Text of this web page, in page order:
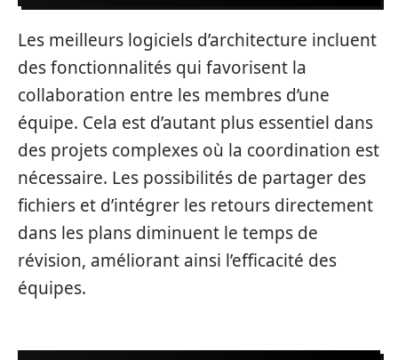
Les meilleurs logiciels d’architecture incluent
des fonctionnalités qui favorisent la
collaboration entre les membres d’une
équipe. Cela est d’autant plus essentiel dans
des projets complexes où la coordination est
nécessaire. Les possibilités de partager des
fichiers et d’intégrer les retours directement
dans les plans diminuent le temps de
révision, améliorant ainsi l’efficacité des
équipes.